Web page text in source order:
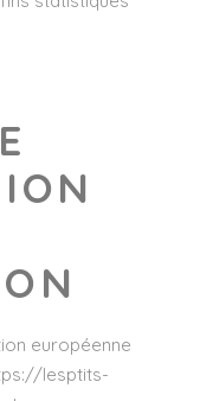
européenne
lesptits-